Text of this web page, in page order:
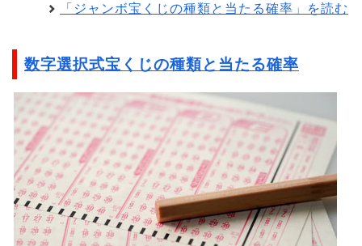
「ジャンボ宝くじの種類と当たる確率」を読む
数字選択式宝くじの種類と当たる確率